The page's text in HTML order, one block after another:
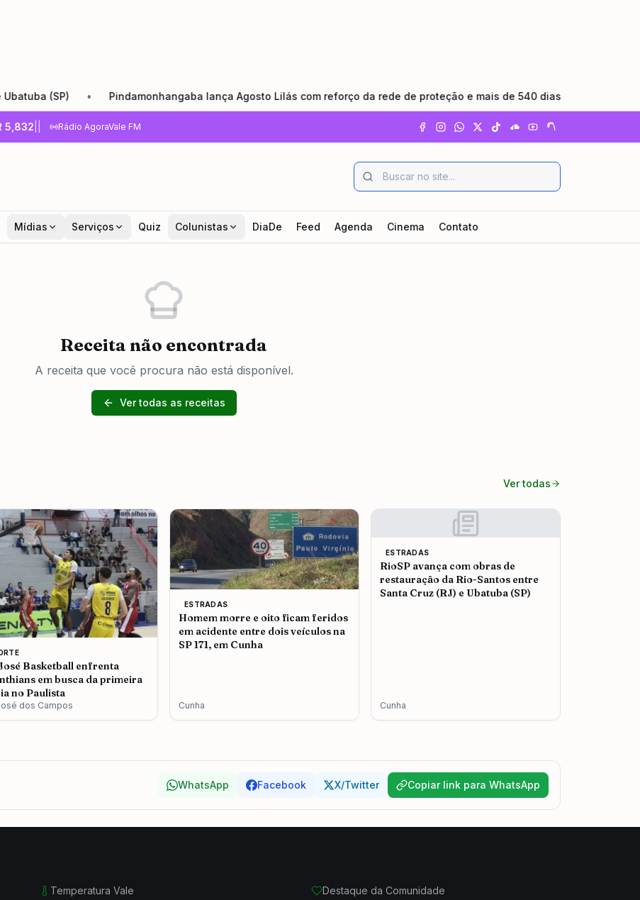
(SP) • Pindamonhangaba lança Agosto Lilás com reforço da rede de proteção e mais de 540 dias sem feminicídio
5,832 Rádio AgoraVale FM
Mídias Serviços Quiz Colunistas DiaDe Feed Agenda Cinema Contato
Receita não encontrada
A receita que você procura não está disponível.
Ver todas as receitas
Ver todas
Basketball enfrenta
em busca da primeira
no Paulista
dos Campos
ESTRADAS
Homem morre e oito ficam feridos
em acidente entre dois veículos na
SP 171, em Cunha
Cunha
ESTRADAS
RioSP avança com obras de
restauração da Rio-Santos entre
Santa Cruz (RJ) e Ubatuba (SP)
Cunha
WhatsApp Facebook X/Twitter Copiar link para WhatsApp
Temperatura Vale
Destaque da Comunidade